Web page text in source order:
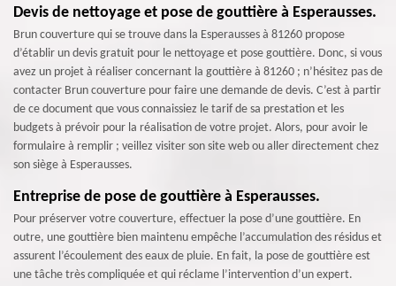
Devis de nettoyage et pose de gouttière à Esperausses.
Brun couverture qui se trouve dans la Esperausses à 81260 propose
d’établir un devis gratuit pour le nettoyage et pose gouttière. Donc, si vous
avez un projet à réaliser concernant la gouttière à 81260 ; n’hésitez pas de
contacter Brun couverture pour faire une demande de devis. C’est à partir
de ce document que vous connaissiez le tarif de sa prestation et les
budgets à prévoir pour la réalisation de votre projet. Alors, pour avoir le
formulaire à remplir ; veillez visiter son site web ou aller directement chez
son siège à Esperausses.
Entreprise de pose de gouttière à Esperausses.
Pour préserver votre couverture, effectuer la pose d’une gouttière. En
outre, une gouttière bien maintenu empêche l’accumulation des résidus et
assurent l’écoulement des eaux de pluie. En fait, la pose de gouttière est
une tâche très compliquée et qui réclame l’intervention d’un expert.